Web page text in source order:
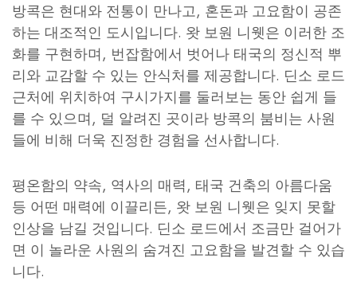
방콕은 현대와 전통이 만나고, 혼돈과 고요함이 공존
하는 대조적인 도시입니다. 왓 보원 니웻은 이러한 조
화를 구현하며, 번잡함에서 벗어나 태국의 정신적 뿌
리와 교감할 수 있는 안식처를 제공합니다. 딘소 로드
근처에 위치하여 구시가지를 둘러보는 동안 쉽게 들
를 수 있으며, 덜 알려진 곳이라 방콕의 붐비는 사원
들에 비해 더욱 진정한 경험을 선사합니다.
평온함의 약속, 역사의 매력, 태국 건축의 아름다움
등 어떤 매력에 이끌리든, 왓 보원 니웻은 잊지 못할
인상을 남길 것입니다. 딘소 로드에서 조금만 걸어가
면 이 놀라운 사원의 숨겨진 고요함을 발견할 수 있습
니다.